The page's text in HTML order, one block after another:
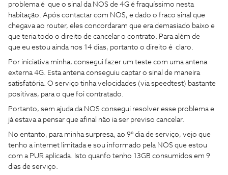
problema é que o sinal da NOS de 4G é fraquíssimo nesta
habitação. Após contactar com NOS, e dado o fraco sinal que
chegava ao router, eles concordaram que era demasiado baixo e
que teria todo o direito de cancelar o contrato. Para além de
que eu estou ainda nos 14 dias, portanto o direito é claro.
Por iniciativa minha, consegui fazer um teste com uma antena
externa 4G. Esta antena conseguiu captar o sinal de maneira
satisfatória. O serviço tinha velocidades (via speedtest) bastante
positivas, para o que foi contratado.
Portanto, sem ajuda da NOS consegui resolver esse problema e
já estava a pensar que afinal não ia ser previso cancelar.
No entanto, para minha surpresa, ao 9° dia de serviço, vejo que
tenho a internet limitada e sou informado pela NOS que estou
com a PUR aplicada. Isto quanfo tenho 13GB consumidos em 9
dias de serviço.